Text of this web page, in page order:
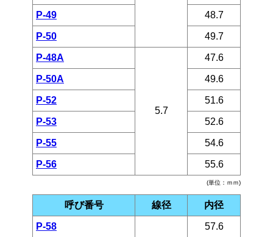
(単位：ｍｍ)
P-49 48.7
P-50 49.7
P-48A
5.7
47.6
P-50A 49.6
P-52 51.6
P-53 52.6
P-55 54.6
P-56 55.6
呼び番号 線径 内径
P-58 57.6